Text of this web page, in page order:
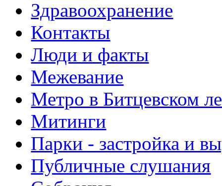
Здравоохранение
Контакты
Люди и факты
Межевание
Метро в Битцевском
Митинги
Парки - застройка и
Публичные слушания